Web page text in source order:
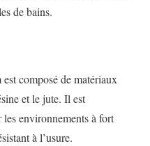
de bains.
est composé de matériaux
et le jute. Il est
environnements à fort
à l’usure.